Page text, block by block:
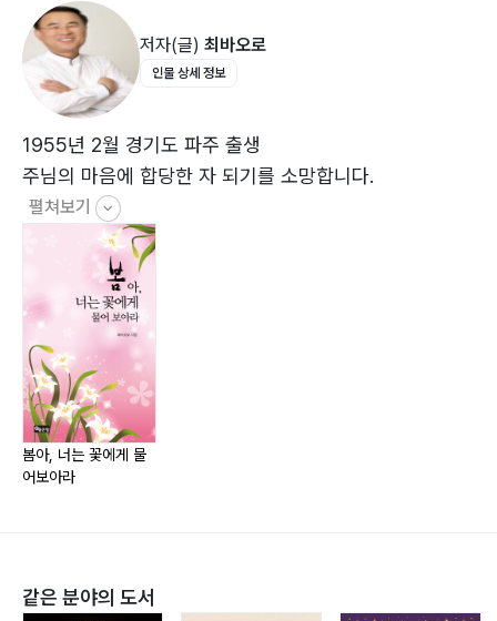
풀밭에 누워
내 마음에 넘치네
임께서 바라보시고
어머니의 그 말씀
지하철 풍경
건망증
가을이 가는 길목에
비밀의 통로
사랑의 노래
사랑의 울림
그 향기에 취해
저 나무들처럼
오늘
창가에 서서
북한산 정상에 올라
아름다운 그 길
저자(글) 최바오로
인물 상세 정보
1955년 2월 경기도 파주 출생
주님의 마음에 합당한 자 되기를 소망합니다.
펼쳐보기
봄아, 너는 꽃에게 물
어보아라
같은 분야의 도서